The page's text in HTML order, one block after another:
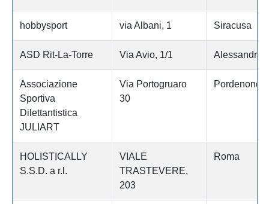
hobbysport via Albani, 1 Siracusa
ASD Rit-La-Torre Via Avio, 1/1 Alessandria
Associazione
Sportiva
Dilettantistica
JULIART
Via Portogruaro
30
Pordenone
HOLISTICALLY
S.S.D. a r.l.
VIALE
TRASTEVERE,
203
Roma